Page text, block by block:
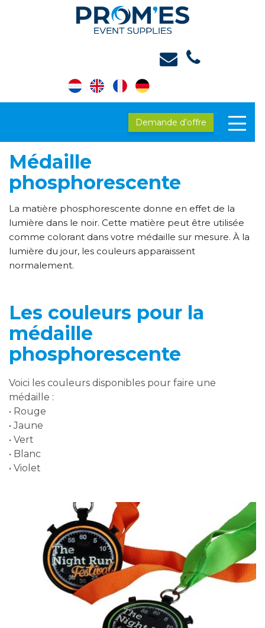
Demande d’offre
Médaille
phosphorescente
La matière phosphorescente donne en effet de la
lumière dans le noir. Cette matière peut être utilisée
comme colorant dans votre médaille sur mesure. À la
lumière du jour, les couleurs apparaissent
normalement.
Les couleurs pour la
médaille
phosphorescente
Voici les couleurs disponibles pour faire une
médaille :
• Rouge
• Jaune
• Vert
• Blanc
• Violet